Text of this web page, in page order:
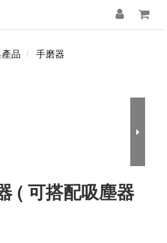
品 手磨器
( 可搭配吸塵器